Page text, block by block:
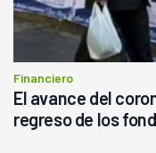
Financiero
El avance del
regreso de los